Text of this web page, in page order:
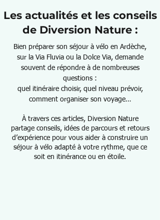
Les actualités et les conseils
de Diversion Nature :
Bien préparer son séjour à vélo en Ardèche,
sur la Via Fluvia ou la Dolce Via, demande
souvent de répondre à de nombreuses
questions :
quel itinéraire choisir, quel niveau prévoir,
comment organiser son voyage…
À travers ces articles, Diversion Nature
partage conseils, idées de parcours et retours
d’expérience pour vous aider à construire un
séjour à vélo adapté à votre rythme, que ce
soit en itinérance ou en étoile.